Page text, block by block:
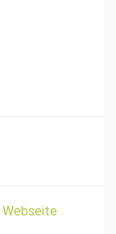
Webseite